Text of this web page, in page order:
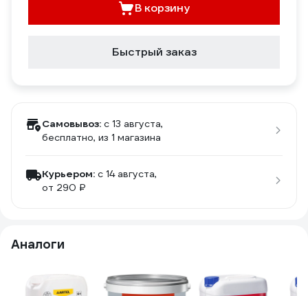
В корзину
Быстрый заказ
Самовывоз: c 13 августа,
бесплатно, из 1 магазина
Курьером: c 14 августа,
от 290 ₽
Аналоги